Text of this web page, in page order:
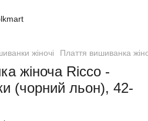
жіночі Плаття вишиванка
жіноча Ricco -
(чорний льон), 42-